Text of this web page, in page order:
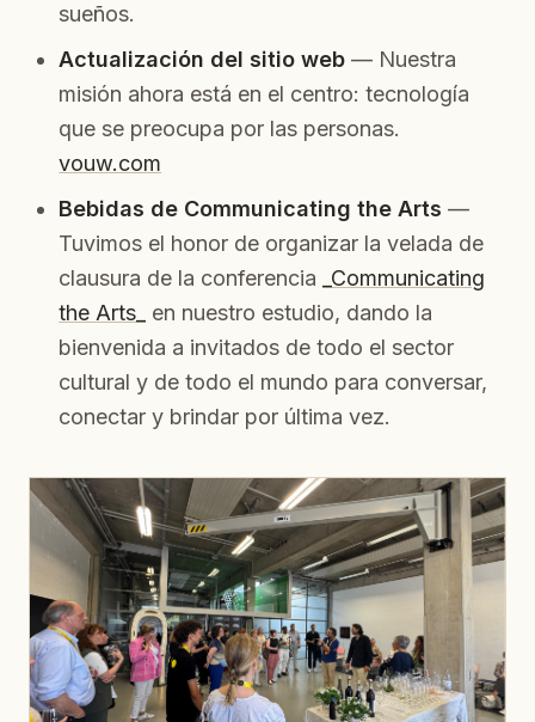
sueños.
Actualización del sitio web — Nuestra
misión ahora está en el centro: tecnología
que se preocupa por las personas.
vouw.com
Bebidas de Communicating the Arts —
Tuvimos el honor de organizar la velada de
clausura de la conferencia_Communicating
the Arts_ en nuestro estudio, dando la
bienvenida a invitados de todo el sector
cultural y de todo el mundo para conversar,
conectar y brindar por última vez.